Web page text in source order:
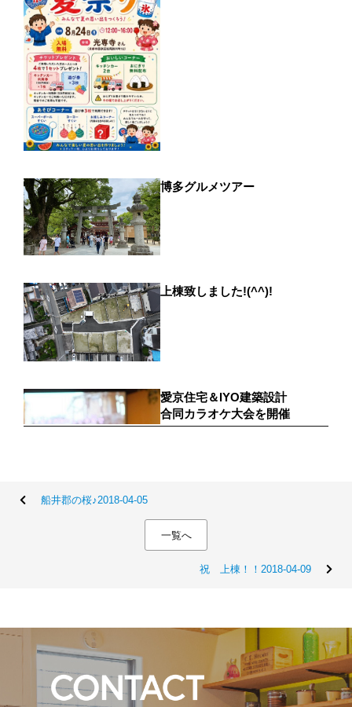
船井郡の桜♪2018-04-05
一覧へ
祝 上棟！！2018-04-09